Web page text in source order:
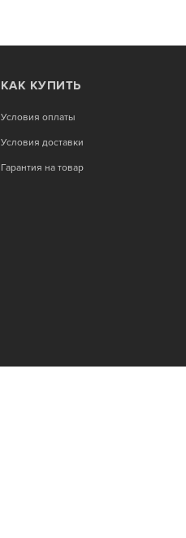
КАК КУПИТЬ
Условия оплаты
Условия доставки
Гарантия на товар